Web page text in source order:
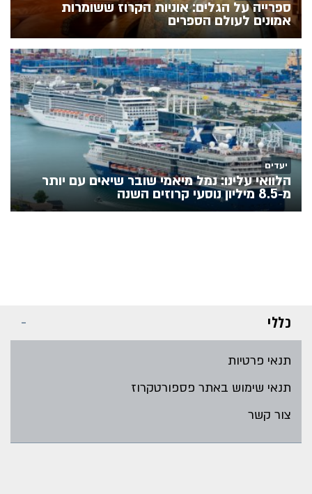
ספרייה על הגלים: אוניות הקרוז ששומרות
אמונים לעולם הספרים
יעדים
הלוואי עלינו: נמל מיאמי שובר שיאים עם יותר
מ‑8.5 מיליון נוסעי קרוזים השנה
כללי
תנאי פרטיות
תנאי שימוש באתר פספורטקרוז
צור קשר